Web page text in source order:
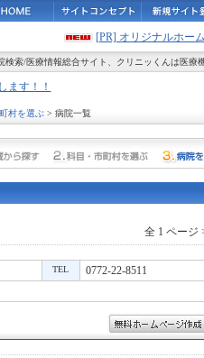
[PR] オリジナルホー
検索/医療情報総合サイト、 クリニッくん は医療
ます！！
村を選ぶ> 病院一覧
全 1 ページ
TEL 0772-22-8511